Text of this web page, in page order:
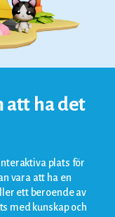
att ha det
plats för
vara att ha en
ett beroende av
med kunskap och